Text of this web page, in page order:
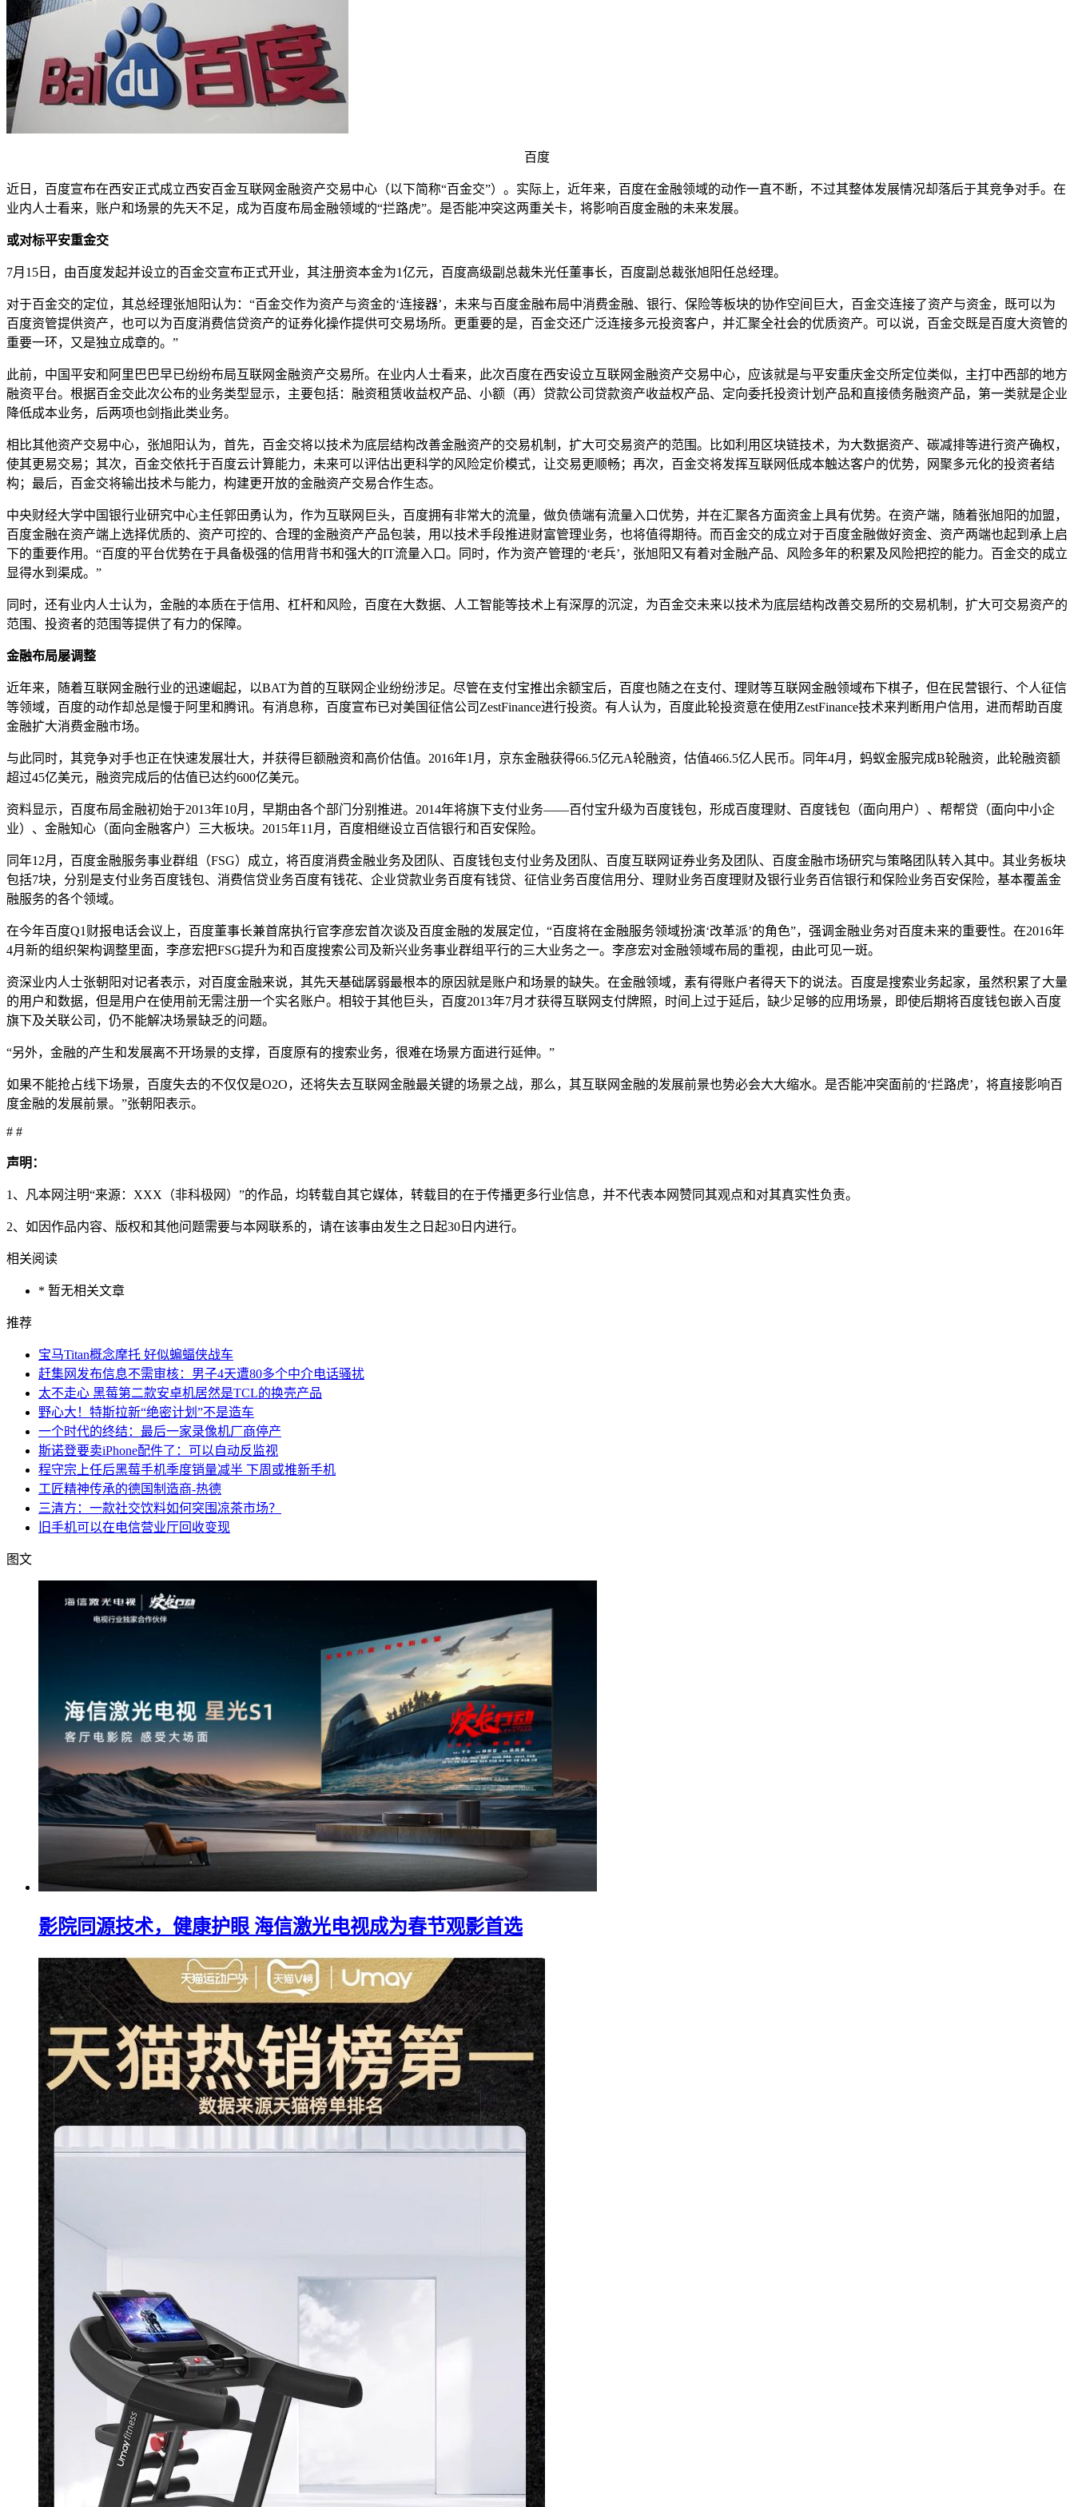
百度
近日，百度宣布在西安正式成立西安百金互联网金融资产交易中心（以下简称“百金交”）。实际上，近年来，百度在金融领域的动作一直不断，不过其整体发展情况却落后于其竞争对手。在
业内人士看来，账户和场景的先天不足，成为百度布局金融领域的“拦路虎”。是否能冲突这两重关卡，将影响百度金融的未来发展。
或对标平安重金交
7月15日，由百度发起并设立的百金交宣布正式开业，其注册资本金为1亿元，百度高级副总裁朱光任董事长，百度副总裁张旭阳任总经理。
对于百金交的定位，其总经理张旭阳认为：“百金交作为资产与资金的‘连接器’，未来与百度金融布局中消费金融、银行、保险等板块的协作空间巨大，百金交连接了资产与资金，既可以为
百度资管提供资产，也可以为百度消费信贷资产的证券化操作提供可交易场所。更重要的是，百金交还广泛连接多元投资客户，并汇聚全社会的优质资产。可以说，百金交既是百度大资管的
重要一环，又是独立成章的。”
此前，中国平安和阿里巴巴早已纷纷布局互联网金融资产交易所。在业内人士看来，此次百度在西安设立互联网金融资产交易中心，应该就是与平安重庆金交所定位类似，主打中西部的地方
融资平台。根据百金交此次公布的业务类型显示，主要包括：融资租赁收益权产品、小额（再）贷款公司贷款资产收益权产品、定向委托投资计划产品和直接债务融资产品，第一类就是企业
降低成本业务，后两项也剑指此类业务。
相比其他资产交易中心，张旭阳认为，首先，百金交将以技术为底层结构改善金融资产的交易机制，扩大可交易资产的范围。比如利用区块链技术，为大数据资产、碳减排等进行资产确权，
使其更易交易；其次，百金交依托于百度云计算能力，未来可以评估出更科学的风险定价模式，让交易更顺畅；再次，百金交将发挥互联网低成本触达客户的优势，网聚多元化的投资者结
构；最后，百金交将输出技术与能力，构建更开放的金融资产交易合作生态。
中央财经大学中国银行业研究中心主任郭田勇认为，作为互联网巨头，百度拥有非常大的流量，做负债端有流量入口优势，并在汇聚各方面资金上具有优势。在资产端，随着张旭阳的加盟，
百度金融在资产端上选择优质的、资产可控的、合理的金融资产产品包装，用以技术手段推进财富管理业务，也将值得期待。而百金交的成立对于百度金融做好资金、资产两端也起到承上启
下的重要作用。“百度的平台优势在于具备极强的信用背书和强大的IT流量入口。同时，作为资产管理的‘老兵’，张旭阳又有着对金融产品、风险多年的积累及风险把控的能力。百金交的成立
显得水到渠成。”
同时，还有业内人士认为，金融的本质在于信用、杠杆和风险，百度在大数据、人工智能等技术上有深厚的沉淀，为百金交未来以技术为底层结构改善交易所的交易机制，扩大可交易资产的
范围、投资者的范围等提供了有力的保障。
金融布局屡调整
近年来，随着互联网金融行业的迅速崛起，以BAT为首的互联网企业纷纷涉足。尽管在支付宝推出余额宝后，百度也随之在支付、理财等互联网金融领域布下棋子，但在民营银行、个人征信
等领域，百度的动作却总是慢于阿里和腾讯。有消息称，百度宣布已对美国征信公司ZestFinance进行投资。有人认为，百度此轮投资意在使用ZestFinance技术来判断用户信用，进而帮助百度
金融扩大消费金融市场。
与此同时，其竞争对手也正在快速发展壮大，并获得巨额融资和高价估值。2016年1月，京东金融获得66.5亿元A轮融资，估值466.5亿人民币。同年4月，蚂蚁金服完成B轮融资，此轮融资额
超过45亿美元，融资完成后的估值已达约600亿美元。
资料显示，百度布局金融初始于2013年10月，早期由各个部门分别推进。2014年将旗下支付业务——百付宝升级为百度钱包，形成百度理财、百度钱包（面向用户）、帮帮贷（面向中小企
业）、金融知心（面向金融客户）三大板块。2015年11月，百度相继设立百信银行和百安保险。
同年12月，百度金融服务事业群组（FSG）成立，将百度消费金融业务及团队、百度钱包支付业务及团队、百度互联网证券业务及团队、百度金融市场研究与策略团队转入其中。其业务板块
包括7块，分别是支付业务百度钱包、消费信贷业务百度有钱花、企业贷款业务百度有钱贷、征信业务百度信用分、理财业务百度理财及银行业务百信银行和保险业务百安保险，基本覆盖金
融服务的各个领域。
在今年百度Q1财报电话会议上，百度董事长兼首席执行官李彦宏首次谈及百度金融的发展定位，“百度将在金融服务领域扮演‘改革派’的角色”，强调金融业务对百度未来的重要性。在2016年
4月新的组织架构调整里面，李彦宏把FSG提升为和百度搜索公司及新兴业务事业群组平行的三大业务之一。李彦宏对金融领域布局的重视，由此可见一斑。
资深业内人士张朝阳对记者表示，对百度金融来说，其先天基础孱弱最根本的原因就是账户和场景的缺失。在金融领域，素有得账户者得天下的说法。百度是搜索业务起家，虽然积累了大量
的用户和数据，但是用户在使用前无需注册一个实名账户。相较于其他巨头，百度2013年7月才获得互联网支付牌照，时间上过于延后，缺少足够的应用场景，即使后期将百度钱包嵌入百度
旗下及关联公司，仍不能解决场景缺乏的问题。
“另外，金融的产生和发展离不开场景的支撑，百度原有的搜索业务，很难在场景方面进行延伸。”
如果不能抢占线下场景，百度失去的不仅仅是O2O，还将失去互联网金融最关键的场景之战，那么，其互联网金融的发展前景也势必会大大缩水。是否能冲突面前的‘拦路虎’，将直接影响百
度金融的发展前景。”张朝阳表示。
# #
声明：
1、凡本网注明“来源：XXX（非科极网）”的作品，均转载自其它媒体，转载目的在于传播更多行业信息，并不代表本网赞同其观点和对其真实性负责。
2、如因作品内容、版权和其他问题需要与本网联系的，请在该事由发生之日起30日内进行。
相关阅读
* 暂无相关文章
推荐
宝马Titan概念摩托 好似蝙蝠侠战车
赶集网发布信息不需审核：男子4天遭80多个中介电话骚扰
太不走心 黑莓第二款安卓机居然是TCL的换壳产品
野心大！特斯拉新“绝密计划”不是造车
一个时代的终结：最后一家录像机厂商停产
斯诺登要卖iPhone配件了：可以自动反监视
程守宗上任后黑莓手机季度销量减半 下周或推新手机
工匠精神传承的德国制造商-热德
三清方：一款社交饮料如何突围凉茶市场？
旧手机可以在电信营业厅回收变现
图文
影院同源技术，健康护眼 海信激光电视成为春节观影首选